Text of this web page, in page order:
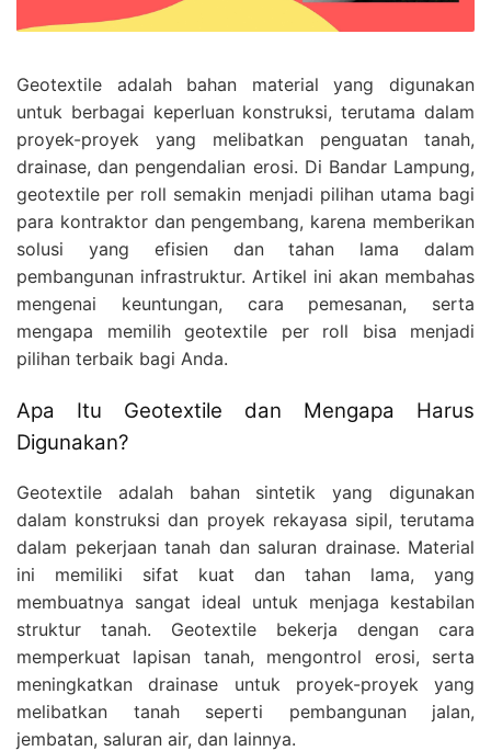
Geotextile adalah bahan material yang digunakan
untuk berbagai keperluan konstruksi, terutama dalam
proyek-proyek yang melibatkan penguatan tanah,
drainase, dan pengendalian erosi. Di Bandar Lampung,
geotextile per roll semakin menjadi pilihan utama bagi
para kontraktor dan pengembang, karena memberikan
solusi yang efisien dan tahan lama dalam
pembangunan infrastruktur. Artikel ini akan membahas
mengenai keuntungan, cara pemesanan, serta
mengapa memilih geotextile per roll bisa menjadi
pilihan terbaik bagi Anda.
Apa Itu Geotextile dan Mengapa Harus
Digunakan?
Geotextile adalah bahan sintetik yang digunakan
dalam konstruksi dan proyek rekayasa sipil, terutama
dalam pekerjaan tanah dan saluran drainase. Material
ini memiliki sifat kuat dan tahan lama, yang
membuatnya sangat ideal untuk menjaga kestabilan
struktur tanah. Geotextile bekerja dengan cara
memperkuat lapisan tanah, mengontrol erosi, serta
meningkatkan drainase untuk proyek-proyek yang
melibatkan tanah seperti pembangunan jalan,
jembatan, saluran air, dan lainnya.